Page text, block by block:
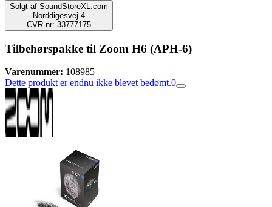
Solgt af SoundStoreXL.com
Norddigesvej 4
CVR-nr: 33777175
Tilbehørspakke til Zoom H6 (APH-6)
Varenummer: 108985
Dette produkt er endnu ikke blevet bedømt.0